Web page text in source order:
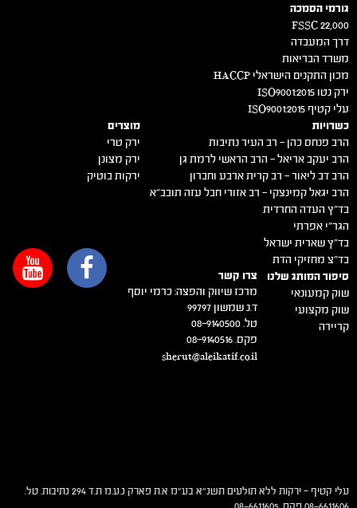
גורמי הסמכה
FSSC 22,000
דרך המעבדה
משרד הבריאות
מכון התקנים הישראלי HACCP
ירק נטו 2015:ISO9001
עלי קטיף 2015:ISO9001
כשרויות
הרב פנחס כהן – רב העיר נתיבות
הרב יעקב אריאל – הרב הראשי לרמת גן
הרב דב ליאור – רב קרית ארבע וחברון
הרב יגאל קמינצקי – רב אזורי חבל עזה תובב"א
בד"ץ העדה החרדית
הגר"י אפרתי
בד"ץ שארית ישראל
בד"צ מחזיקי הדת
מוצרים
ירק טרי
ירק מצונן
ירקות בוטיק
סיפור המותג שלנו
שוק קמעונאי
שוק מקצועי
קריירה
צרו קשר
מרכז שיווק והפצה: כרמי יוסף
ד.נ שמשון 99797
טל. 08-9140500
פקס. 08-9140516
sherut@aleikatif.co.il
עלי קטיף – ירקות ללא תולעים תשנ"א בע"מ א.ת פארק נ.ע.מ ת.ד 294 נתיבות. טל.